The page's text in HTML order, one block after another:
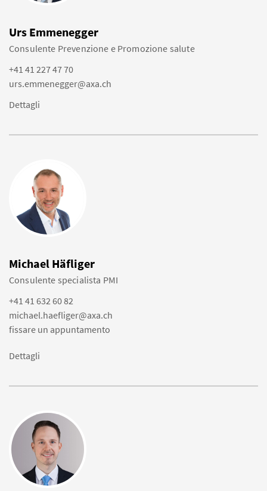
Urs Emmenegger
Consulente Prevenzione e Promozione salute
+41 41 227 47 70
urs.emmenegger@axa.ch
Dettagli
Michael Häfliger
Consulente specialista PMI
+41 41 632 60 82
michael.haefliger@axa.ch
fissare un appuntamento
Dettagli